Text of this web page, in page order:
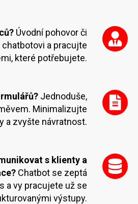
Úvodní pohovor či
a pracujte
které potřebujete.
Jednoduše,
Minimalizujte
a zvyšte návratnost.
s klienty a
Chatbot se zeptá
a vy pracujete už se
výstupy.